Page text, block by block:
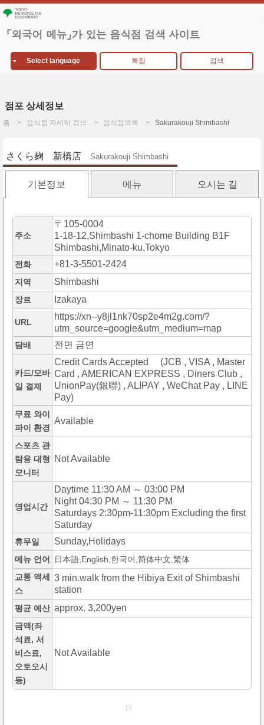
Select language 특집 검색
점포 상세정보
홈 음식점 자세히 검색 음식점목록 Sakurakouji Shimbashi
さくら麹 新橋店 Sakurakouji Shimbashi
기본정보 메뉴 오시는 길
주소
〒105-0004
1-18-12,Shimbashi 1-chome Building B1F
Shimbashi,Minato-ku,Tokyo
전화 +81-3-5501-2424
지역 Shimbashi
장르 Izakaya
URL
https://xn--y8jl1nk70sp2e4m2g.com/?
utm_source=google&utm_medium=map
담배 전면 금연
카드/모바
일 결제
Credit Cards Accepted (JCB , VISA , Master
Card , AMERICAN EXPRESS , Diners Club ,
UnionPay(銀聯) , ALIPAY , WeChat Pay , LINE
Pay)
무료 와이
파이 환경
Available
스포츠 관
람용 대형
모니터
Not Available
영업시간
Daytime 11:30 AM ～ 03:00 PM
Night 04:30 PM ～ 11:30 PM
Saturdays 2:30pm-11:30pm Excluding the first
Saturday
휴무일 Sunday,Holidays
메뉴 언어
日本語,English,한국어,简体中文,繁体
교통 액세
스
3 min.walk from the Hibiya Exit of Shimbashi
station
평균 예산 approx. 3,200yen
금액(좌
석료, 서
비스료,
오토오시
등)
Not Available